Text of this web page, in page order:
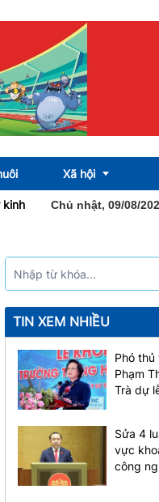
Xã hội
Địa ốc
Sức khỏe
Khai mạc hội chợ nông sản,
Chủ nhật, 09/08/
TIN XEM NHIỀU
Phó thủ
Phạm
Trà dự
Trung
thông
Sửa 4
vực
công